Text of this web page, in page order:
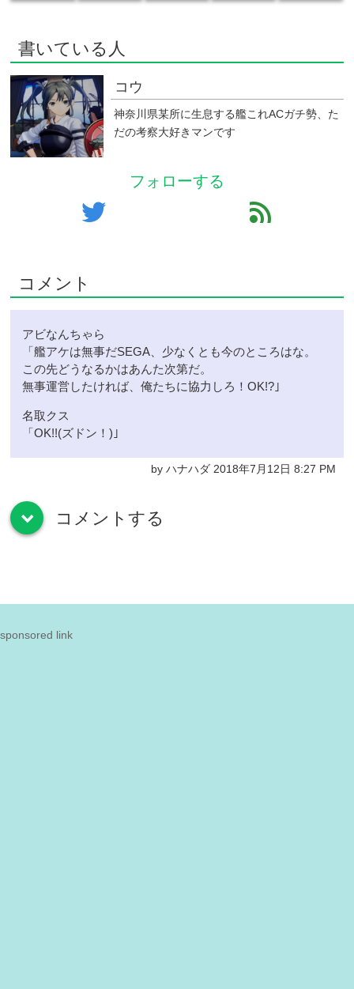
書いている人
コウ
神奈川県某所に生息する艦これACガチ勢、た
だの考察大好きマンです
フォローする
twitter feed
コメント
アビなんちゃら
「艦アケは無事だSEGA、少なくとも今のところはな。
この先どうなるかはあんた次第だ。
無事運営したければ、俺たちに協力しろ！OK!?｣
名取クス
「OK!!(ズドン！)｣
by ハナハダ 2018年7月12日 8:27 PM
down コメントする
sponsored link